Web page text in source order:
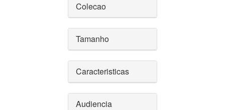
Colecao
Tamanho
Caracteristicas
Audiencia